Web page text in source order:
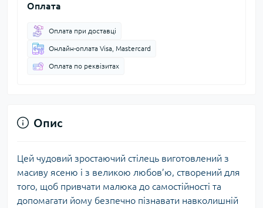
Оплата
Оплата при доставці
Онлайн-оплата Visa, Mastercard
Оплата по реквізитах
Опис
Цей чудовий зростаючий стілець виготовлений з
масиву ясеню і з великою любов’ю, створений для
того, щоб привчати малюка до самостійності та
допомагати йому безпечно пізнавати навколишній